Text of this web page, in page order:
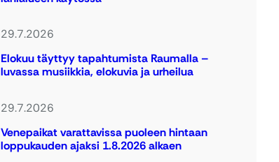
29.7.2026
Elokuu täyttyy tapahtumista Raumalla –
luvassa musiikkia, elokuvia ja urheilua
29.7.2026
Venepaikat varattavissa puoleen hintaan
loppukauden ajaksi 1.8.2026 alkaen